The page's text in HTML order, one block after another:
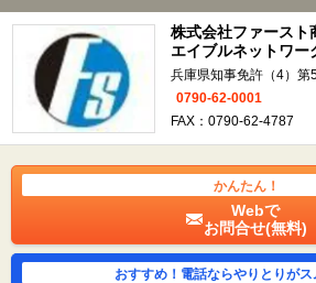
株式会社ファースト
エイブルネットワー
兵庫県知事免許（4）第
0790-62-0001
FAX：0790-62-4787
かんたん！
Webで
お問合せ(無料)
おすすめ！電話ならやりとりが